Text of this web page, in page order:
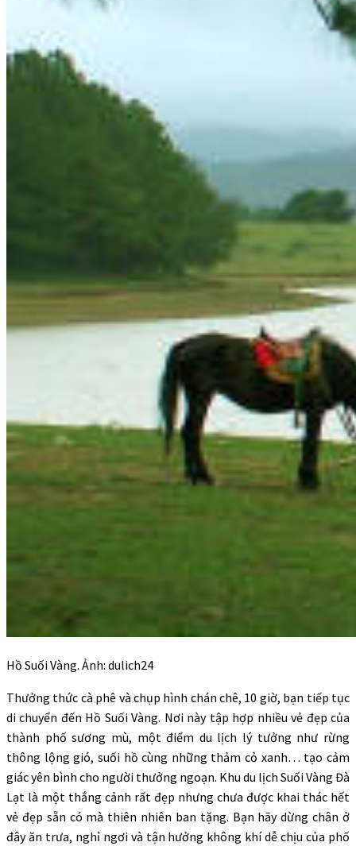
Hồ Suối Vàng. Ảnh: dulich24
Thưởng thức cà phê và chụp hình chán chê, 10 giờ, bạn tiếp tục
di chuyển đến Hồ Suối Vàng. Nơi này tập hợp nhiều vẻ đẹp của
thành phố sương mù, một điểm du lịch lý tưởng như rừng
thông lộng gió, suối hồ cùng những thảm cỏ xanh… tạo cảm
giác yên bình cho người thưởng ngoạn. Khu du lịch Suối Vàng Đà
Lạt là một thắng cảnh rất đẹp nhưng chưa được khai thác hết
vẻ đẹp sẵn có mà thiên nhiên ban tặng. Bạn hãy dừng chân ở
đây ăn trưa, nghỉ ngơi và tận hưởng không khí dễ chịu của phố